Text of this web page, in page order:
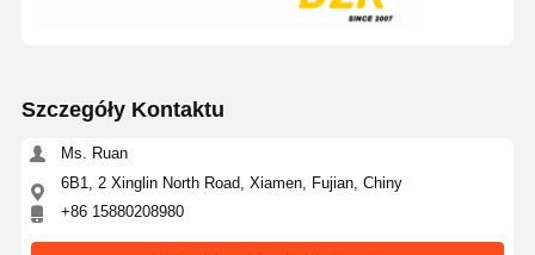
Szczegóły Kontaktu
Ms. Ruan
6B1, 2 Xinglin North Road, Xiamen, Fujian, Chiny
+86 15880208980